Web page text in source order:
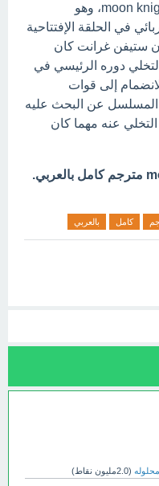
"ستيفن غرانت" المعروف باسم moon knight، وهو
في الحلقة الإفتتاحية
ستيفن غرانت كان
دوره الرئيسي في
إلى قوات
المسلسل عن البحث عليه
التخلي عنه مهما كان
كامل بالعربي
(2.0مليون نقاط)